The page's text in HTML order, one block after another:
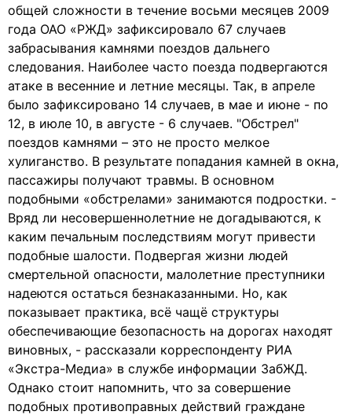
общей сложности в течение восьми месяцев 2009
года ОАО «РЖД» зафиксировало 67 случаев
забрасывания камнями поездов дальнего
следования. Наиболее часто поезда подвергаются
атаке в весенние и летние месяцы. Так, в апреле
было зафиксировано 14 случаев, в мае и июне - по
12, в июле 10, в августе - 6 случаев. "Обстрел"
поездов камнями – это не просто мелкое
хулиганство. В результате попадания камней в окна,
пассажиры получают травмы. В основном
подобными «обстрелами» занимаются подростки. -
Вряд ли несовершеннолетние не догадываются, к
каким печальным последствиям могут привести
подобные шалости. Подвергая жизни людей
смертельной опасности, малолетние преступники
надеются остаться безнаказанными. Но, как
показывает практика, всё чащё структуры
обеспечивающие безопасность на дорогах находят
виновных, - рассказали корреспонденту РИА
«Экстра-Медиа» в службе информации ЗабЖД.
Однако стоит напомнить, что за совершение
подобных противоправных действий граждане